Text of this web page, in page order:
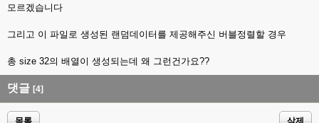
모르겠습니다
그리고 이 파일로 생성된 랜덤데이터를 제공해주신 버블정렬할 경우
총 size 32의 배열이 생성되는데 왜 그런건가요??
댓글 [4]
목록 삭제